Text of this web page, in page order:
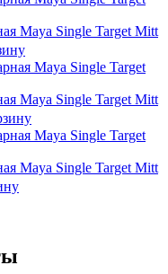
Maya Single Target Mitt
Maya Single Target Mitt
Maya Single Target Mitt